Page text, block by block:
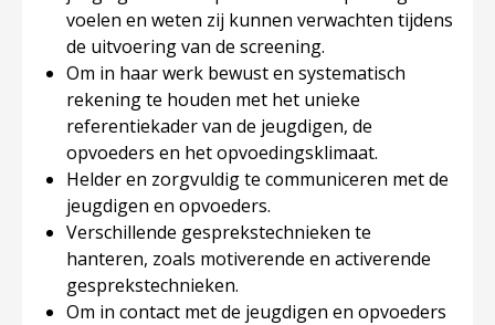
voelen en weten zij kunnen verwachten tijdens
de uitvoering van de screening.
Om in haar werk bewust en systematisch
rekening te houden met het unieke
referentiekader van de jeugdigen, de
opvoeders en het opvoedingsklimaat.
Helder en zorgvuldig te communiceren met de
jeugdigen en opvoeders.
Verschillende gesprekstechnieken te
hanteren, zoals motiverende en activerende
gesprekstechnieken.
Om in contact met de jeugdigen en opvoeders